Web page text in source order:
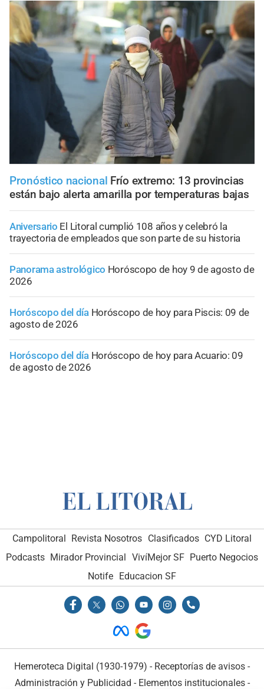
Pronóstico nacional Frío extremo: 13 provincias
están bajo alerta amarilla por temperaturas bajas
Aniversario El Litoral cumplió 108 años y celebró la
trayectoria de empleados que son parte de su historia
Panorama astrológico Horóscopo de hoy 9 de agosto de
2026
Horóscopo del día Horóscopo de hoy para Piscis: 09 de
agosto de 2026
Horóscopo del día Horóscopo de hoy para Acuario: 09
de agosto de 2026
Campolitoral Revista Nosotros Clasificados CYD Litoral
Podcasts Mirador Provincial VivíMejor SF Puerto Negocios
Notife Educacion SF
Hemeroteca Digital (1930-1979) - Receptorías de avisos -
Administración y Publicidad - Elementos institucionales-